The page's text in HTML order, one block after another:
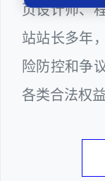
页设计师、
站站长多年
险防控和争
各类合法权益